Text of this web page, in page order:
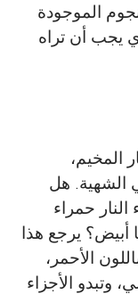
الموجودة
يجب أن تراه
المخيم،
الشهية. هل
حمراء
أبيض؟ يرجع هذا
الأحمر،
وتبدو الأجزاء